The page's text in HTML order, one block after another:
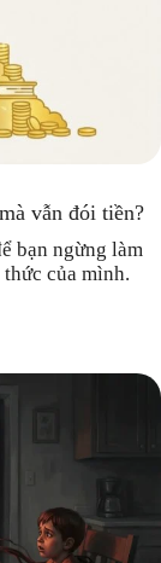
vẫn đói tiền?
bạn ngừng làm
của mình.